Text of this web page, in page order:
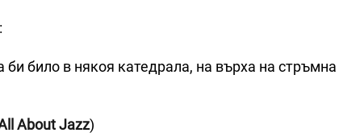
било в някоя катедрала, на върха на стръмна
About Jazz)